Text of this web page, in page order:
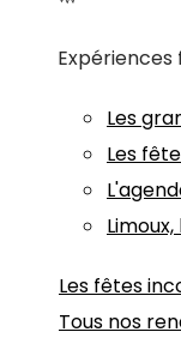
Expériences
Les
Les
Les fêtes
Tous nos